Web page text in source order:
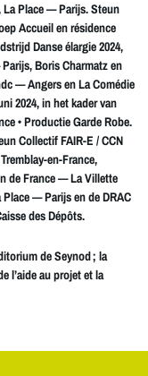
Place — Parijs. Steun
Accueil en résidence
Danse élargie 2024,
Boris Charmatz en
— Angers en La Comédie
2024, in het kader van
• Productie Garde Robe.
Collectif FAIR-E / CCN
en-France,
de France — La Villette
— Parijs en de DRAC
des Dépôts.
de Seynod ; la
l’aide au projet et la